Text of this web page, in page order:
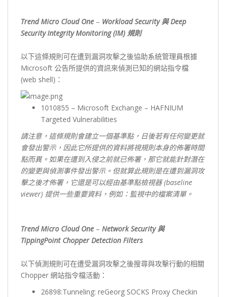
Trend Micro Cloud One – Workload Security 與 Deep
Security Integrity Monitoring (IM) 規則
以下這條規則可在遭到漏洞攻擊之後協助系統管理員根據
Microsoft 公告所提供的資訊來偵測已知的網站指令檔
(web shell)：
1010855 – Microsoft Exchange – HAFNIUM
Targeted Vulnerabilities
請注意，這條規則會建立一個基準點，日後若有任何變更就
會發出警示，因此它所提供的資料將視規則本身的佈署時間
點而異。如果在遭到入侵之前就已佈署，那它就能針對潛在
的變更與偵測事件發出警示。但就算此規則是在遭到漏洞攻
擊之後才佈署，它還是可以經由基準點檢視器 (baseline
viewer) 提供一些重要資料，例如：監視中的檔案清單。
Trend Micro Cloud One – Network Security 與
TippingPoint Chopper Detection Filters
以下偵測規則可在遭受漏洞攻擊之後搜尋與攻擊行動的相關
Chopper 網站指令檔活動：
26898:Tunneling: reGeorg SOCKS Proxy Checkin